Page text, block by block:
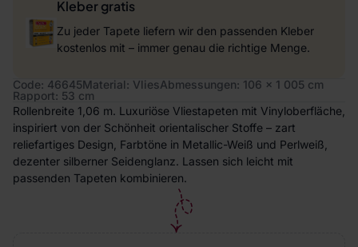
Kleber gratis
Zu jeder Tapete liefern wir den passenden Kleber
kostenlos mit – immer genau die richtige Menge.
Code: 46645Material: VliesAbmessungen: 106 x 1 005 cm
Rapport: 53 cm
Rollenbreite 1,06 m. Luxuriöse Vliestapeten mit Vinyloberfläche,
inspiriert von der Schönheit orientalischer Stoffe – zart
reliefartiges Design, Farbtöne in Metallic-Weiß und Perlweiß,
dezenter silberner Seidenglanz. Lassen sich leicht mit
passenden Tapeten kombinieren.